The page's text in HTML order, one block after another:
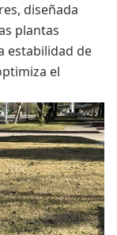
diseñada
plantas
estabilidad de
el